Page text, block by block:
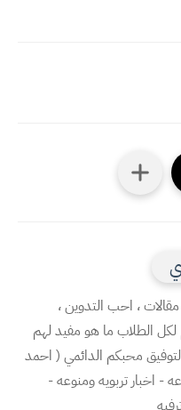
، احب التدوين ،
الطلاب ما هو مفيد لهم
محبكم الدائمي ( احمد
اخبار تربويه ومنوعه -